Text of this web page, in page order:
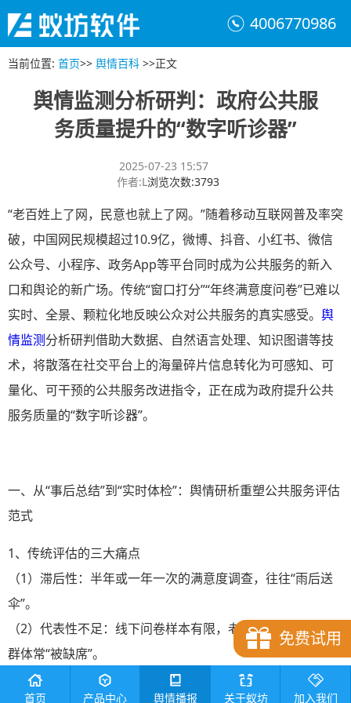
4006770986
当前位置: 首页>> 舆情百科 >>正文
舆情监测分析研判：政府公共服
务质量提升的“数字听诊器”
2025-07-23 15:57
作者:L浏览次数:3793
“老百姓上了网，民意也就上了网。”随着移动互联网普及率突
破，中国网民规模超过10.9亿，微博、抖音、小红书、微信
公众号、小程序、政务App等平台同时成为公共服务的新入
口和舆论的新广场。传统“窗口打分”“年终满意度问卷”已难以
实时、全景、颗粒化地反映公众对公共服务的真实感受。 舆
情监测分析研判借助大数据、自然语言处理、知识图谱等技
术，将散落在社交平台上的海量碎片信息转化为可感知、可
量化、可干预的公共服务改进指令，正在成为政府提升公共
服务质量的“数字听诊器”。
一、从“事后总结”到“实时体检”：舆情研析重塑公共服务评估
范式
1、传统评估的三大痛点
（1）滞后性：半年或一年一次的满意度调查，往往“雨后送
伞”。
（2）代表性不足：线下问卷样本有限，老年人、流动人口等
群体常“被缺席”。
（3）指标粗放：以“满意/基本满意/不满意”三级打分为主，
免费试用
首页 产品中心 舆情播报 关于蚁坊 加入我们